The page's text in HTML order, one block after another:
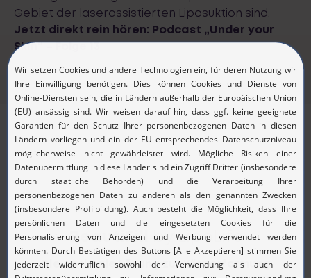
Gebiet der laserassistierten Liposuktion sind.
Jetzt direkt rein hören: Podcast „Under your
Skin“ – Folge 13
BeautiFill by LipoLife
Die optimale Lösung zur Körperformung